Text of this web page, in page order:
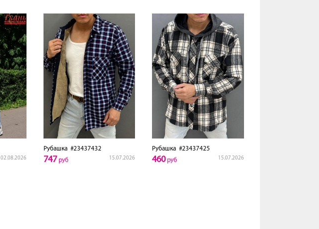
02.08.2026
Рубашка#23437432
15.07.2026
747 руб
Рубашка #23437425
15.07.2026
460руб